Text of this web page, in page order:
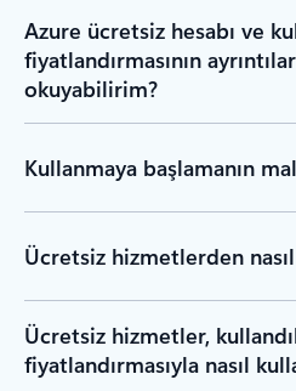
Azure ücretsiz hesabı ve
fiyatlandırmasının
okuyabilirim?
Kullanmaya başlamanın
Ücretsiz hizmetlerden
Ücretsiz hizmetler,
fiyatlandırmasıyla nasıl